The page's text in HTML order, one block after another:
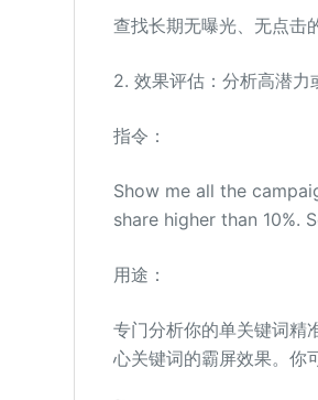
查找长期无曝光、无点击
2. 效果评估：分析高潜力
指令：
Show me all the
share higher than 10%.
用途：
专门分析你的单关键词精
心关键词的霸屏效果。你